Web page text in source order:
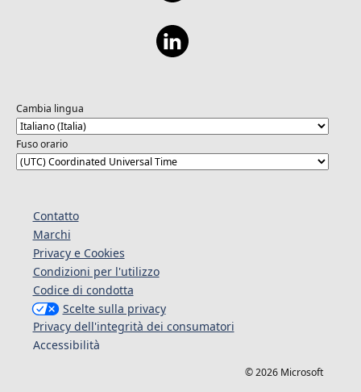
Cambia lingua
Fuso orario
Contatto
Marchi
Privacy e Cookies
Condizioni per l'utilizzo
Codice di condotta
Scelte sulla privacy
Privacy dell'integrità dei consumatori
Accessibilità
© 2026 Microsoft